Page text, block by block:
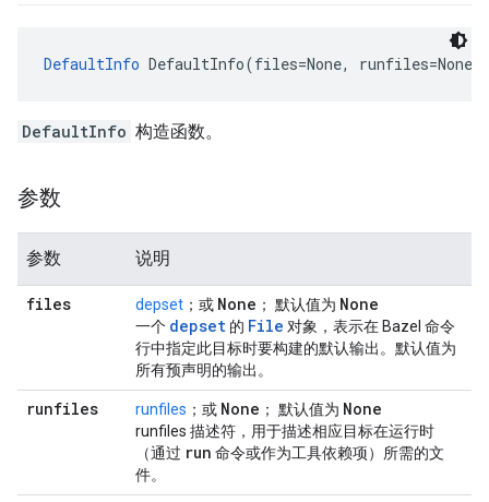
DefaultInfo DefaultInfo(files=None, runfiles=None,
DefaultInfo 构造函数。
参数
参数 说明
files depset ；或 None ； 默认值为 None
一个 depset 的 File 对象，表示在 Bazel 命令
行中指定此目标时要构建的默认输出。默认值为
所有预声明的输出。
runfiles runfiles ；或 None ； 默认值为 None
runfiles 描述符，用于描述相应目标在运行时
（通过 run 命令或作为工具依赖项）所需的文
件。